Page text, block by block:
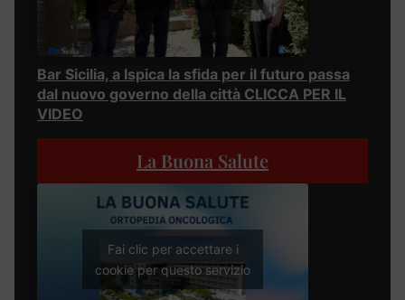
Bar Sicilia, a Ispica la sfida per il futuro passa
dal nuovo governo della città CLICCA PER IL
VIDEO
La Buona Salute
Fai clic per accettare i
cookie per questo servizio